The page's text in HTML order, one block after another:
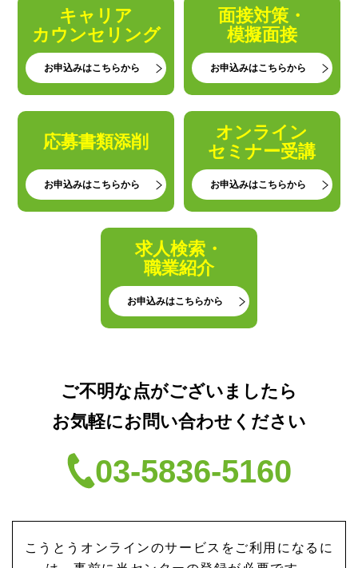
キャリア
カウンセリング
お申込みはこちらから
面接対策・
模擬面接
お申込みはこちらから
応募書類添削
お申込みはこちらから
オンライン
セミナー受講
お申込みはこちらから
求人検索・
職業紹介
お申込みはこちらから
ご不明な点がございましたら
お気軽にお問い合わせください
03-5836-5160
こうとうオンラインのサービスをご利用になるに